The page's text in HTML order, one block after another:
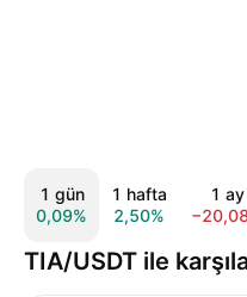
1 gün
0,09%
1 hafta
2,50%
1 ay
TIA/USDT ile